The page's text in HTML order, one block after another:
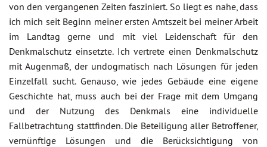
von den vergangenen Zeiten fasziniert. So liegt es nahe, dass
ich mich seit Beginn meiner ersten Amtszeit bei meiner Arbeit
im Landtag gerne und mit viel Leidenschaft für den
Denkmalschutz einsetzte. Ich vertrete einen Denkmalschutz
mit Augenmaß, der undogmatisch nach Lösungen für jeden
Einzelfall sucht. Genauso, wie jedes Gebäude eine eigene
Geschichte hat, muss auch bei der Frage mit dem Umgang
und der Nutzung des Denkmals eine individuelle
Fallbetrachtung stattfinden. Die Beteiligung aller Betroffener,
vernünftige Lösungen und die Berücksichtigung von